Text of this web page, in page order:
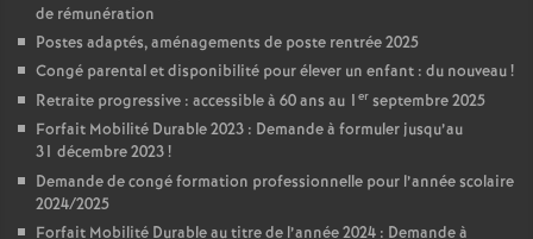
de rémunération
Postes adaptés, aménagements de poste rentrée 2025
Congé parental et disponibilité pour élever un enfant : du nouveau!
Retraite progressive : accessible à 60 ans au 1 er septembre 2025
Forfait Mobilité Durable 2023 : Demande à formuler jusqu’au
31 décembre 2023!
Demande de congé formation professionnelle pour l’année scolaire
2024/2025
Forfait Mobilité Durable au titre de l’année 2024 : Demande à